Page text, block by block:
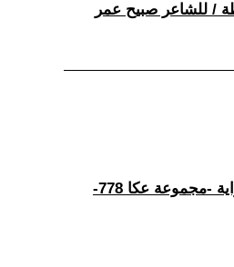
(44) العمل الفدائي في رواية -مجموعة عكا 778-